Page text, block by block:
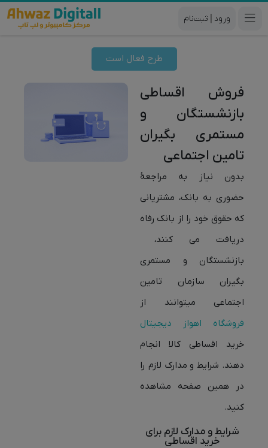
|
طرح فعال است
فروش اقساطی
بازنشستگان و
مستمری‌ بگیران
تامین اجتماعی
بدون نیاز به مراجعهٔ
حضوری به بانک، مشتریانی
که حقوق خود را از بانک رفاه
دریافت می کنند،
بازنشستگان و مستمری
بگیران سازمان تامین
اجتماعی میتوانند از
فروشگاه اهواز دیجیتال
خرید اقساطی کالا انجام
دهند. شرایط و مدارک لازم را
در همین صفحه مشاهده
کنید.
شرایط و مدارک لازم برای
خرید اقساطی